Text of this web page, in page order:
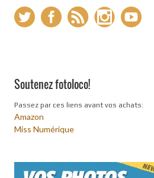
Soutenez fotoloco!
Passez par ces liens avant vos achats:
Amazon
Miss Numérique